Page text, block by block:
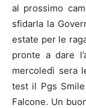
al prossimo
sfidarla la
estate per le
pronte a dare
mercoledì sera
test il Pgs
Falcone. Un